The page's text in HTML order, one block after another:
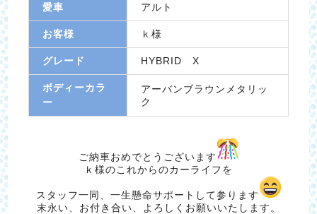
愛車 アルト
お客様 ｋ様
グレード HYBRID X
ボディーカラ
ー
アーバンブラウンメタリッ
ク
ご納車おめでとうございます
ｋ様のこれからのカーライフを
スタッフ一同、一生懸命サポートして参ります
末永い、お付き合い、よろしくお願いいたします。